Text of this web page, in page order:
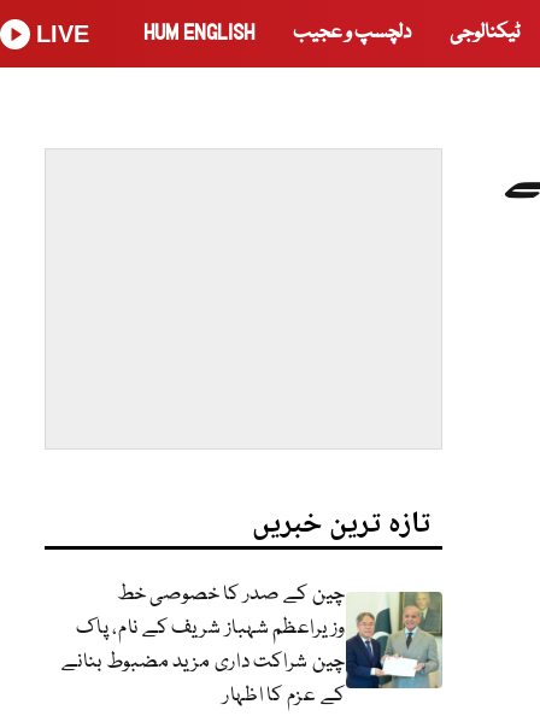
ٹیکنالوجی دلچسپ و عجیب HUM ENGLISH
LIVE
تازہ ترین خبریں
چین کے صدر کا خصوصی خط
وزیراعظم شہباز شریف کے نام، پاک
چین شراکت داری مزید مضبوط بنانے
کے عزم کا اظہار